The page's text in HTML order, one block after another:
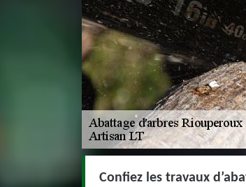
Confiez les travaux